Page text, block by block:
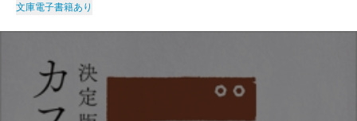
文庫電子書籍あり